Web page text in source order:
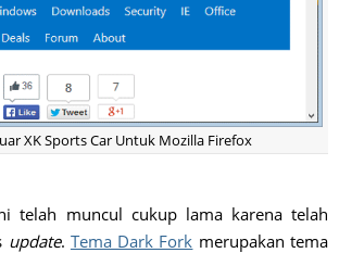
XK Sports Car Untuk Mozilla Firefox
telah muncul cukup lama karena telah
update. Tema Dark Fork merupakan tema